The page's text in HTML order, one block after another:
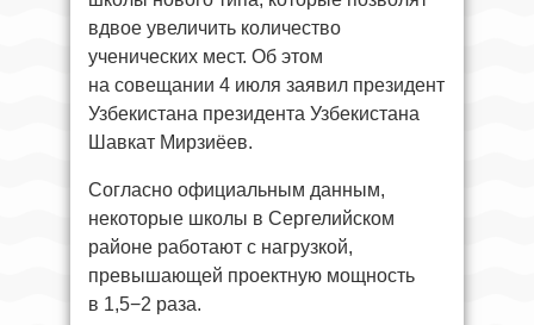
вдвое увеличить количество
ученических мест. Об этом
на совещании 4 июля заявил президент
Узбекистана президента Узбекистана
Шавкат Мирзиёев.
Согласно официальным данным,
некоторые школы в Сергелийском
районе работают с нагрузкой,
превышающей проектную мощность
в 1,5−2 раза.